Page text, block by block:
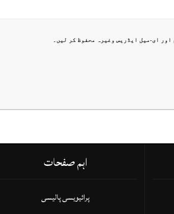
ای-میل ایڈریس وغیرہ محفوظ کر لیں۔
اہم صفحات
پرائیویسی پالیسی